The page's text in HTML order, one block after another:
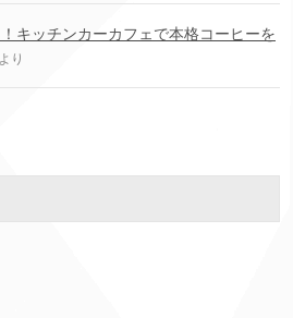
キッチンカーカフェで本格コーヒーを
より